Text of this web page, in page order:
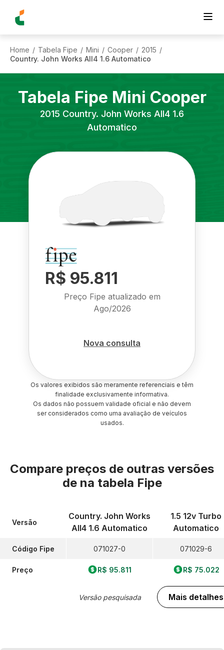
Home / Tabela Fipe / Mini / Cooper / 2015 /
Country. John Works All4 1.6 Automatico
Tabela Fipe Mini Cooper
2015 Country. John Works All4 1.6
Automatico
R$ 95.811
Preço Fipe atualizado em
Ago/2026
Nova consulta
Os valores exibidos são meramente referenciais e têm
finalidade exclusivamente informativa.
Os dados não possuem validade oficial e não devem
ser considerados como uma avaliação de veículos
usados.
Compare preços de outras versões
de na tabela Fipe
Versão
Código Fipe
Preço
Country. John Works
All4 1.6 Automatico
071027-0
R$ 95.811
Versão pesquisada
1.5 12v Turbo
Automatico
071029-6
R$ 75.022
Mais detalhes